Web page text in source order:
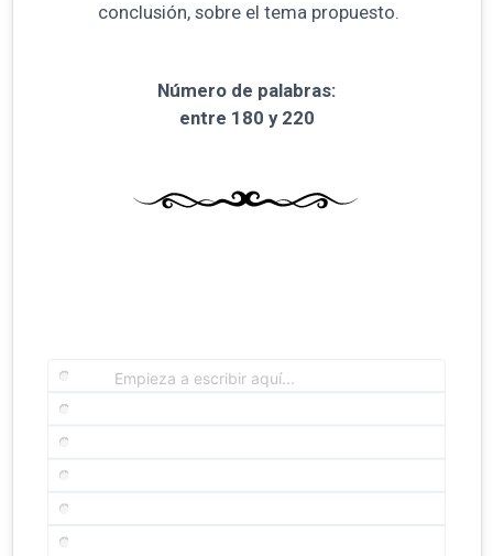
conclusión, sobre el tema propuesto.
Número de palabras:
entre 180 y 220